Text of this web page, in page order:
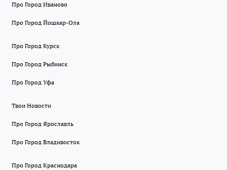
Про Город Иваново
Про Город Йошкар-Ола
Про Город Курск
Про Город Рыбинск
Про Город Уфа
Твои Новости
Про Город Ярославль
Про Город Владивосток
Про Город Краснодара